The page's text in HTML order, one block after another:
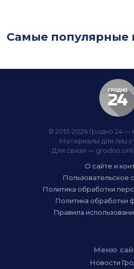
Самые популярные
© 2013-2026 Гродно 24 —
Материалы для лиц
Для связи —
О сайте и
Пользовательское
Политика обработки
Политика обработки
Правила
Меню
Новости